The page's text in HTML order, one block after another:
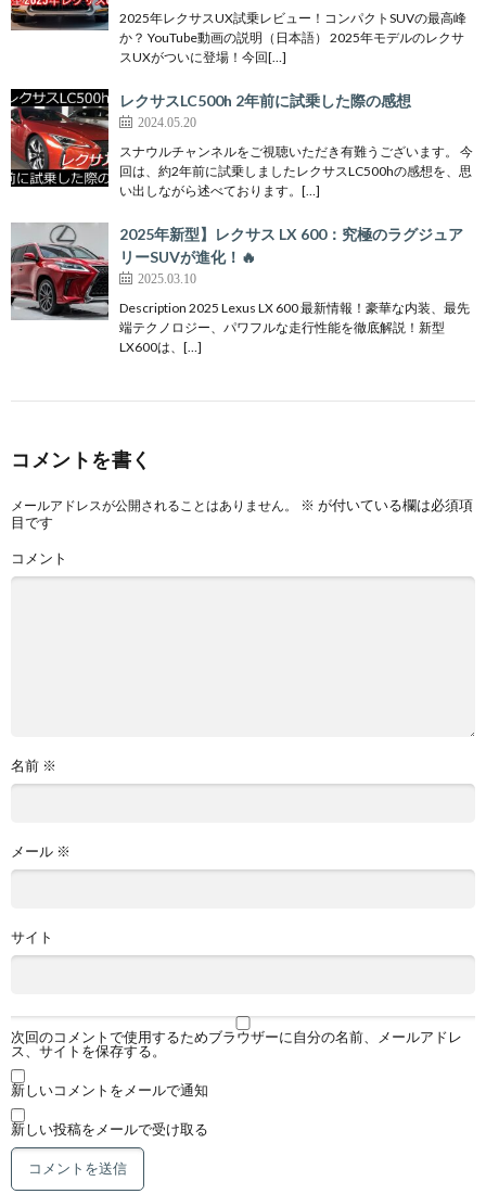
2025年レクサスUX試乗レビュー！コンパクトSUVの最高峰
か？ YouTube動画の説明（日本語） 2025年モデルのレクサ
スUXがついに登場！今回[…]
レクサスLC500h 2年前に試乗した際の感想
2024.05.20
スナウルチャンネルをご視聴いただき有難うございます。 今
回は、約2年前に試乗しましたレクサスLC500hの感想を、思
い出しながら述べております。[…]
2025年新型】レクサス LX 600：究極のラグジュア
リーSUVが進化！🔥
2025.03.10
Description 2025 Lexus LX 600 最新情報！豪華な内装、最先
端テクノロジー、パワフルな走行性能を徹底解説！新型
LX600は、[…]
コメントを書く
メールアドレスが公開されることはありません。 ※ が付いている欄は必須項
目です
コメント
名前 ※
メール ※
サイト
次回のコメントで使用するためブラウザーに自分の名前、メールアドレ
ス、サイトを保存する。
新しいコメントをメールで通知
新しい投稿をメールで受け取る